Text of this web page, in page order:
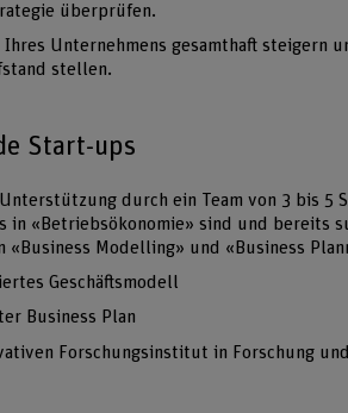
überprüfen.
Unternehmens gesamthaft steigern
stellen.
Start-ups
durch ein Team von 3 bis 5
in «Betriebsökonomie» sind und bereits
«Business Modelling» und «Business
Geschäftsmodell
Business Plan
Forschungsinstitut in Forschung